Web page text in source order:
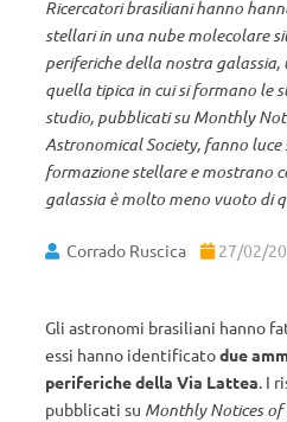
Ricercatori brasiliani hanno
stellari in una nube molecolare
periferiche della nostra
quella tipica in cui si formano le
studio, pubblicati su Monthly
Astronomical Society, fanno
formazione stellare e mostrano
galassia è molto meno vuoto di
Corrado Ruscica 27/02/
Gli astronomi brasiliani hanno
essi hanno identificatodue
periferiche della Via Lattea. I
pubblicati su Monthly Notices